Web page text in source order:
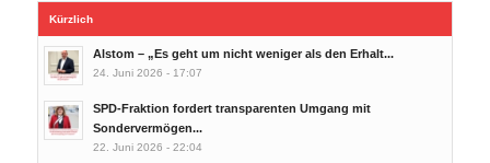
Kürzlich
Alstom – „Es geht um nicht weniger als den Erhalt...
24. Juni 2026 - 17:07
SPD-Fraktion fordert transparenten Umgang mit
Sondervermögen...
22. Juni 2026 - 22:04